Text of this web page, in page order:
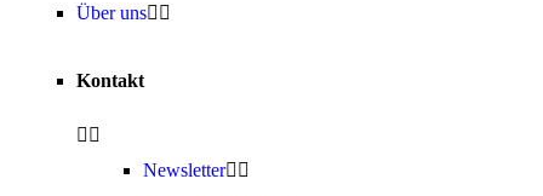
Über uns
Kontakt
Newsletter